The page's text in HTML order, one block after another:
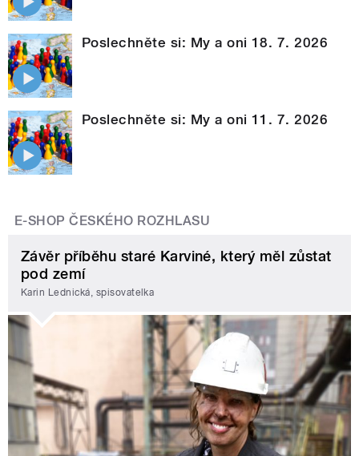
Poslechněte si: My a oni 18. 7. 2026
Poslechněte si: My a oni 11. 7. 2026
E-SHOP ČESKÉHO ROZHLASU
Závěr příběhu staré Karviné, který měl zůstat
pod zemí
Karin Lednická, spisovatelka